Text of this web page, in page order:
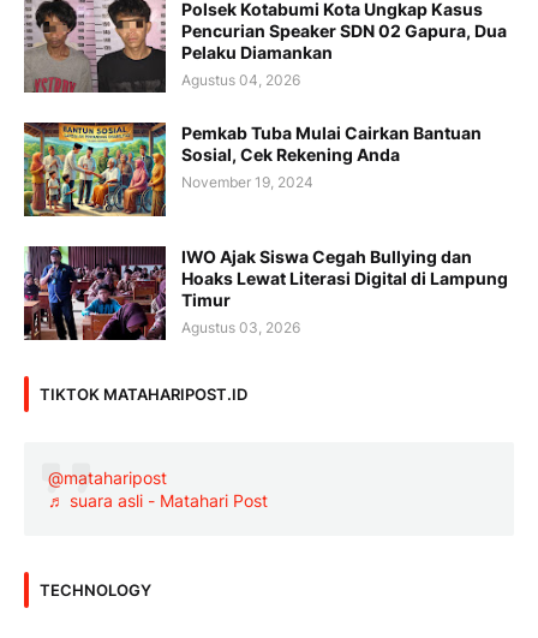
Polsek Kotabumi Kota Ungkap Kasus
Pencurian Speaker SDN 02 Gapura, Dua
Pelaku Diamankan
Agustus 04, 2026
Pemkab Tuba Mulai Cairkan Bantuan
Sosial, Cek Rekening Anda
November 19, 2024
IWO Ajak Siswa Cegah Bullying dan
Hoaks Lewat Literasi Digital di Lampung
Timur
Agustus 03, 2026
TIKTOK MATAHARIPOST.ID
@mataharipost
♬ suara asli - Matahari Post
TECHNOLOGY